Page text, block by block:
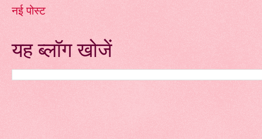
नई पोस्ट
यह ब्लॉग खोजें